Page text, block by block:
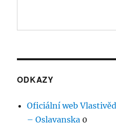
ODKAZY
Oficiální web
– Oslavanska 0